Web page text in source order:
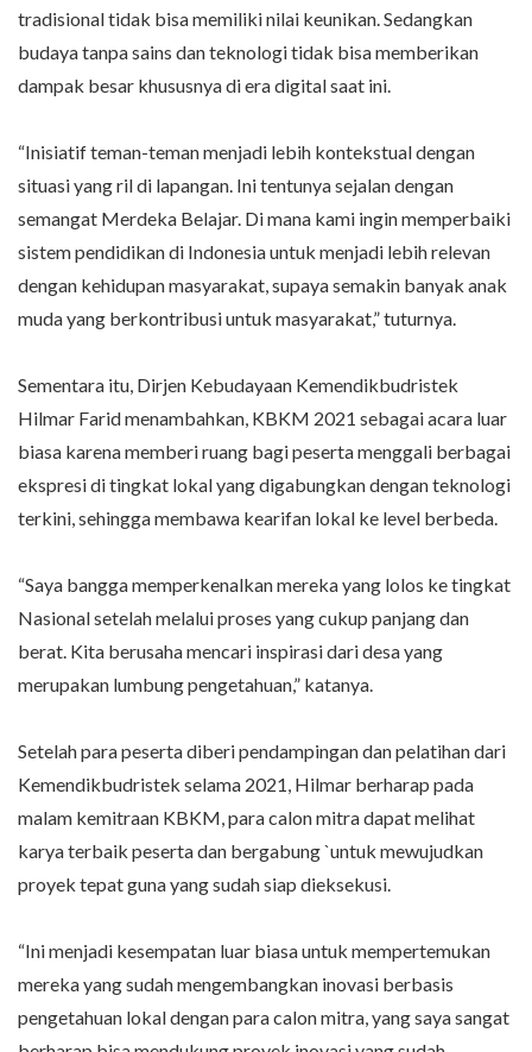
tradisional tidak bisa memiliki nilai keunikan. Sedangkan
budaya tanpa sains dan teknologi tidak bisa memberikan
dampak besar khususnya di era digital saat ini.
“Inisiatif teman-teman menjadi lebih kontekstual dengan
situasi yang ril di lapangan. Ini tentunya sejalan dengan
semangat Merdeka Belajar. Di mana kami ingin memperbaiki
sistem pendidikan di Indonesia untuk menjadi lebih relevan
dengan kehidupan masyarakat, supaya semakin banyak anak
muda yang berkontribusi untuk masyarakat,” tuturnya.
Sementara itu, Dirjen Kebudayaan Kemendikbudristek
Hilmar Farid menambahkan, KBKM 2021 sebagai acara luar
biasa karena memberi ruang bagi peserta menggali berbagai
ekspresi di tingkat lokal yang digabungkan dengan teknologi
terkini, sehingga membawa kearifan lokal ke level berbeda.
“Saya bangga memperkenalkan mereka yang lolos ke tingkat
Nasional setelah melalui proses yang cukup panjang dan
berat. Kita berusaha mencari inspirasi dari desa yang
merupakan lumbung pengetahuan,” katanya.
Setelah para peserta diberi pendampingan dan pelatihan dari
Kemendikbudristek selama 2021, Hilmar berharap pada
malam kemitraan KBKM, para calon mitra dapat melihat
karya terbaik peserta dan bergabung `untuk mewujudkan
proyek tepat guna yang sudah siap dieksekusi.
“Ini menjadi kesempatan luar biasa untuk mempertemukan
mereka yang sudah mengembangkan inovasi berbasis
pengetahuan lokal dengan para calon mitra, yang saya sangat